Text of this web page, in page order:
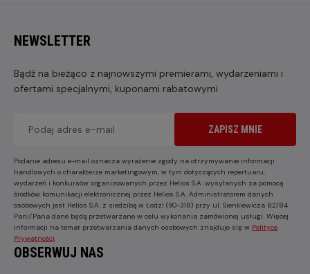
NEWSLETTER
Bądź na bieżąco z najnowszymi premierami, wydarzeniami i
ofertami specjalnymi, kuponami rabatowymi
ZAPISZ MNIE
Podanie adresu e-mail oznacza wyrażenie zgody na otrzymywanie informacji
handlowych o charakterze marketingowym, w tym dotyczących repertuaru,
wydarzeń i konkursów organizowanych przez Helios S.A. wysyłanych za pomocą
środków komunikacji elektronicznej przez Helios S.A. Administratorem danych
osobowych jest Helios S.A. z siedzibą w Łodzi (90-318) przy ul. Sienkiewicza 82/84.
Pani/Pana dane będą przetwarzane w celu wykonania zamówionej usługi. Więcej
informacji na temat przetwarzania danych osobowych znajduje się w Polityce
Prywatności
OBSERWUJ NAS